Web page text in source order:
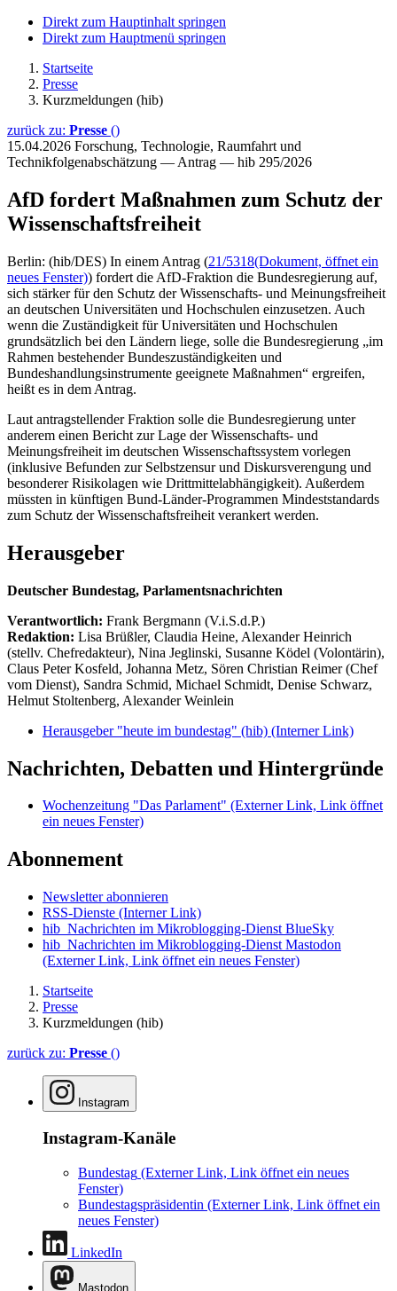
Direkt zum Hauptinhalt springen
Direkt zum Hauptmenü springen
Startseite
Presse
Kurzmeldungen (hib)
zurück zu: Presse ()
15.04.2026 Forschung, Technologie, Raumfahrt und
Technikfolgenabschätzung — Antrag — hib 295/2026
AfD fordert Maßnahmen zum Schutz der
Wissenschaftsfreiheit
Berlin: (hib/DES) In einem Antrag (21/5318(Dokument, öffnet ein
neues Fenster)) fordert die AfD-Fraktion die Bundesregierung auf,
sich stärker für den Schutz der Wissenschafts- und Meinungsfreiheit
an deutschen Universitäten und Hochschulen einzusetzen. Auch
wenn die Zuständigkeit für Universitäten und Hochschulen
grundsätzlich bei den Ländern liege, solle die Bundesregierung „im
Rahmen bestehender Bundeszuständigkeiten und
Bundeshandlungsinstrumente geeignete Maßnahmen“ ergreifen,
heißt es in dem Antrag.
Laut antragstellender Fraktion solle die Bundesregierung unter
anderem einen Bericht zur Lage der Wissenschafts- und
Meinungsfreiheit im deutschen Wissenschaftssystem vorlegen
(inklusive Befunden zur Selbstzensur und Diskursverengung und
besonderer Risikolagen wie Drittmittelabhängigkeit). Außerdem
müssten in künftigen Bund-Länder-Programmen Mindeststandards
zum Schutz der Wissenschaftsfreiheit verankert werden.
Herausgeber
Deutscher Bundestag, Parlamentsnachrichten
Verantwortlich: Frank Bergmann (V.i.S.d.P.)
Redaktion: Lisa Brüßler, Claudia Heine, Alexander Heinrich
(stellv. Chefredakteur), Nina Jeglinski, Susanne Ködel (Volontärin),
Claus Peter Kosfeld, Johanna Metz, Sören Christian Reimer (Chef
vom Dienst), Sandra Schmid, Michael Schmidt, Denise Schwarz,
Helmut Stoltenberg, Alexander Weinlein
Herausgeber "heute im bundestag" (hib) (Interner Link)
Nachrichten, Debatten und Hintergründe
Wochenzeitung "Das Parlament" (Externer Link, Link öffnet
ein neues Fenster)
Abonnement
Newsletter abonnieren
RSS-Dienste (Interner Link)
hib_Nachrichten im Mikroblogging-Dienst BlueSky
hib_Nachrichten im Mikroblogging-Dienst Mastodon
(Externer Link, Link öffnet ein neues Fenster)
Startseite
Presse
Kurzmeldungen (hib)
zurück zu: Presse ()
Instagram
Instagram-Kanäle
Bundestag (Externer Link, Link öffnet ein neues
Fenster)
Bundestagspräsidentin (Externer Link, Link öffnet ein
neues Fenster)
LinkedIn
Mastodon